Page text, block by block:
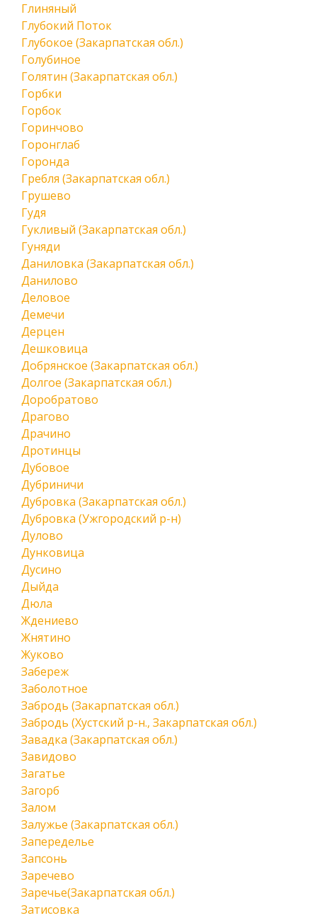
Глиняный
Глубокий Поток
Глубокое (Закарпатская обл.)
Голубиное
Голятин (Закарпатская обл.)
Горбки
Горбок
Горинчово
Горонглаб
Горонда
Гребля (Закарпатская обл.)
Грушево
Гудя
Гукливый (Закарпатская обл.)
Гуняди
Даниловка (Закарпатская обл.)
Данилово
Деловое
Демечи
Дерцен
Дешковица
Добрянское (Закарпатская обл.)
Долгое (Закарпатская обл.)
Доробратово
Драгово
Драчино
Дротинцы
Дубовое
Дубриничи
Дубровка (Закарпатская обл.)
Дубровка (Ужгородский р-н)
Дулово
Дунковица
Дусино
Дыйда
Дюла
Ждениево
Жнятино
Жуково
Забереж
Заболотное
Забродь (Закарпатская обл.)
Забродь (Хустский р-н., Закарпатская обл.)
Завадка (Закарпатская обл.)
Завидово
Загатье
Загорб
Залом
Залужье (Закарпатская обл.)
Запеределье
Запсонь
Заречево
Заречье(Закарпатская обл.)
Затисовка